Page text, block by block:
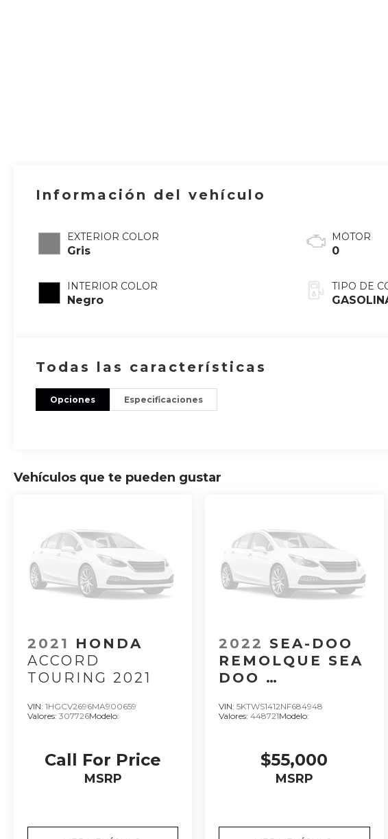
Información del vehículo
EXTERIOR COLOR
Gris
INTERIOR COLOR
Negro
MOTOR
0
TIPO DE
Todas las características
Opciones Especificaciones
Vehículos que te pueden gustar
2021
HONDA
ACCORD
TOURING 2021
VIN: 1HGCV2696MA900659
Valores: 307726Modelo:
Call For Price
MSRP
2022 SEA-DOO
REMOLQUE SEA
DOO
SEADOO MOVE I
VIN:5KTWS1412NF684948
Valores:448721Modelo:
$55,000
MSRP